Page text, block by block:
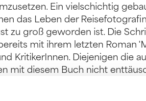
Ein vielschichtig
das Leben der
zu groß geworden ist. Die
mit ihrem letzten Roman
KritikerInnen. Diejenigen die
mit diesem Buch nicht
gebautes Werk, das sich
Seins auseinandersetzt. -